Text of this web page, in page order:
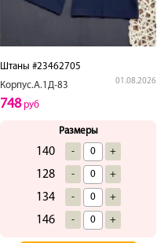
Штаны #23462705
Корпус.А.1Д-83
01.08.2026
748руб
Размеры
140 - +
128 - +
134 - +
146 - +